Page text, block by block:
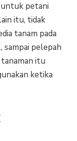
untuk petani
itu, tidak
tanam pada
sampai pelepah
itu
ketika